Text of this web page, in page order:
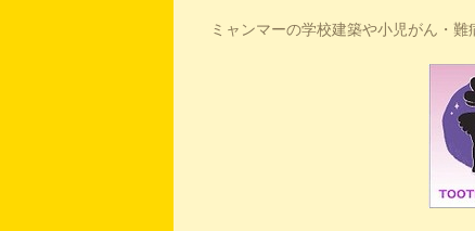
ミャンマーの学校建築や小児がん・難